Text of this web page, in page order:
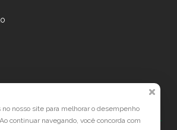
MAGALHÃES, 70JATIÚCA, MACEIÓ - AL
no nosso site para melhorar o desempenho
continuar navegando, você concorda com